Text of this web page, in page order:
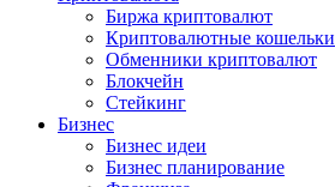
Биржа криптовалют
Криптовалютные кошельки
Обменники криптовалют
Блокчейн
Стейкинг
Бизнес
Бизнес идеи
Бизнес планирование